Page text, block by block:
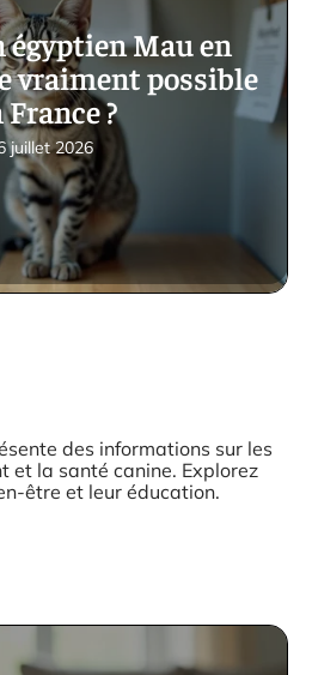
égyptien Mau en
vraiment possible
France ?
juillet 2026
des informations sur les
et la santé canine. Explorez
être et leur éducation.